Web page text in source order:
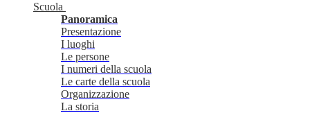
Scuola
Panoramica
Presentazione
I luoghi
Le persone
I numeri della scuola
Le carte della scuola
Organizzazione
La storia